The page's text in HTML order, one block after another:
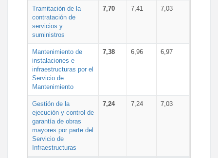
Tramitación de la
contratación de
servicios y
suministros
7,70 7,41 7,03
Mantenimiento de
instalaciones e
infraestructuras por el
Servicio de
Mantenimiento
7,38 6,96 6,97
Gestión de la
ejecución y control de
garantía de obras
mayores por parte del
Servicio de
Infraestructuras
7,24 7,24 7,03